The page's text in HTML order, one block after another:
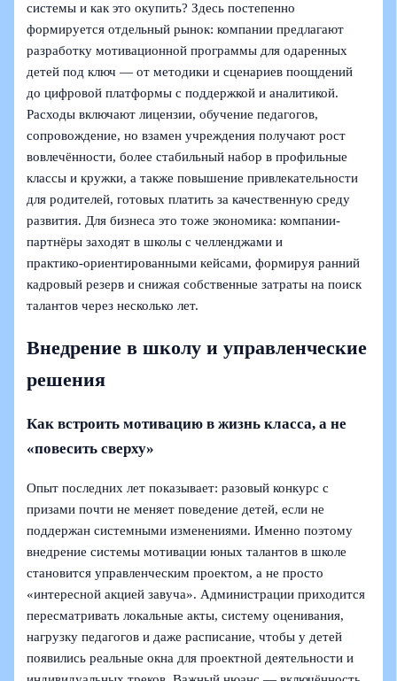
системы и как это окупить? Здесь постепенно
формируется отдельный рынок: компании предлагают
разработку мотивационной программы для одаренных
детей под ключ — от методики и сценариев поощдений
до цифровой платформы с поддержкой и аналитикой.
Расходы включают лицензии, обучение педагогов,
сопровождение, но взамен учреждения получают рост
вовлечённости, более стабильный набор в профильные
классы и кружки, а также повышение привлекательности
для родителей, готовых платить за качественную среду
развития. Для бизнеса это тоже экономика: компании-
партнёры заходят в школы с челленджами и
практико‑ориентированными кейсами, формируя ранний
кадровый резерв и снижая собственные затраты на поиск
талантов через несколько лет.
Внедрение в школу и управленческие
решения
Как встроить мотивацию в жизнь класса, а не
«повесить сверху»
Опыт последних лет показывает: разовый конкурс с
призами почти не меняет поведение детей, если не
поддержан системными изменениями. Именно поэтому
внедрение системы мотивации юных талантов в школе
становится управленческим проектом, а не просто
«интересной акцией завуча». Администрации приходится
пересматривать локальные акты, систему оценивания,
нагрузку педагогов и даже расписание, чтобы у детей
появились реальные окна для проектной деятельности и